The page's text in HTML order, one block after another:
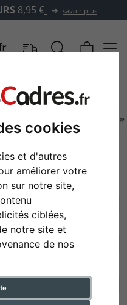
cookies
et d'autres
améliorer votre
sur notre site,
ciblées,
notre site et
de nos
8,95 € savoir plus